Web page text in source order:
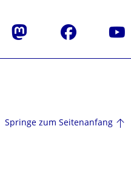
Mastodon Facebook
Springe zum Seitenanfang